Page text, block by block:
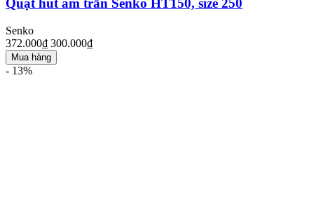
Quạt hút âm trần Senko HT150, size 250
Senko
372.000₫ 300.000₫
Mua hàng
- 13%